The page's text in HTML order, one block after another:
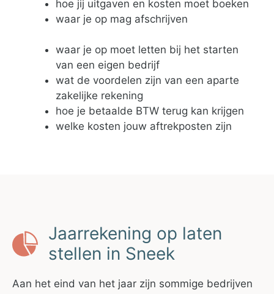
hoe jij uitgaven en kosten moet boeken
waar je op mag afschrijven
waar je op moet letten bij het starten
van een eigen bedrijf
wat de voordelen zijn van een aparte
zakelijke rekening
hoe je betaalde BTW terug kan krijgen
welke kosten jouw aftrekposten zijn
Jaarrekening op laten
stellen in Sneek
Aan het eind van het jaar zijn sommige bedrijven